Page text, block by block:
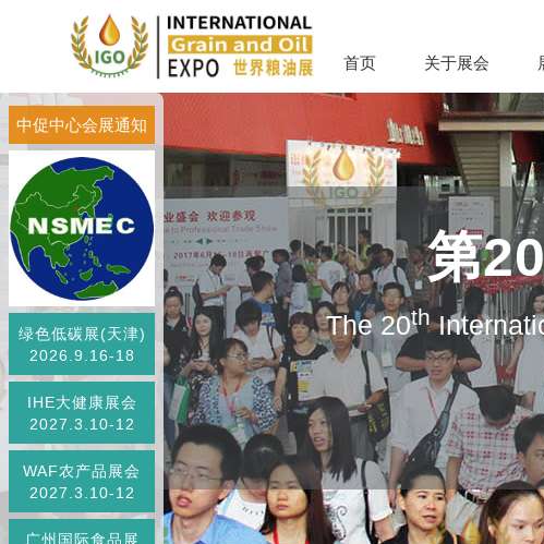
首页 关于展会
第
The 20th
中促中心会展通知
绿色低碳展(天津)
2026.9.16-18
IHE大健康展会
2027.3.10-12
WAF农产品展会
2027.3.10-12
广州国际食品展